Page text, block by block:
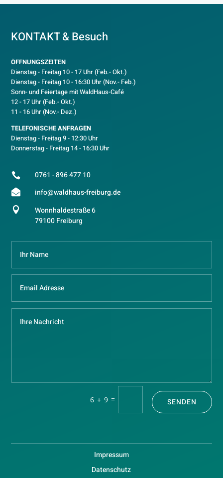
KONTAKT & Besuch
ÖFFNUNGSZEITEN
Dienstag - Freitag 10 - 17 Uhr (Feb.- Okt.)
Dienstag - Freitag 10 - 16:30 Uhr (Nov.- Feb.)
Sonn- und Feiertage mit WaldHaus-Café
12 - 17 Uhr (Feb.- Okt.)
11 - 16 Uhr (Nov.- Dez.)
TELEFONISCHE ANFRAGEN
Dienstag - Freitag 9 - 12:30 Uhr
Donnerstag - Freitag 14 - 16:30 Uhr
 0761 - 896 477 10
 info@waldhaus-freiburg.de

Wonnhaldestraße 6
79100 Freiburg
6 + 9 = SENDEN
Impressum
Datenschutz